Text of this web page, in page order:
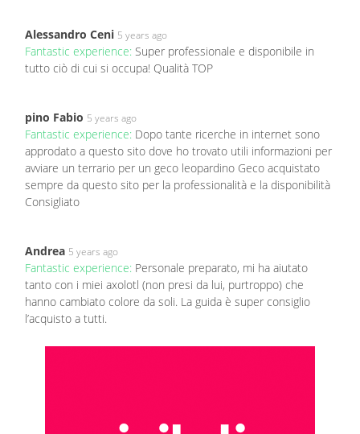
Alessandro Ceni 5 years ago
Fantastic experience: Super professionale e disponibile in
tutto ciò di cui si occupa! Qualità TOP
pino Fabio 5 years ago
Fantastic experience: Dopo tante ricerche in internet sono
approdato a questo sito dove ho trovato utili informazioni per
avviare un terrario per un geco leopardino Geco acquistato
sempre da questo sito per la professionalità e la disponibilità
Consigliato
Andrea 5 years ago
Fantastic experience: Personale preparato, mi ha aiutato
tanto con i miei axolotl (non presi da lui, purtroppo) che
hanno cambiato colore da soli. La guida è super consiglio
l’acquisto a tutti.